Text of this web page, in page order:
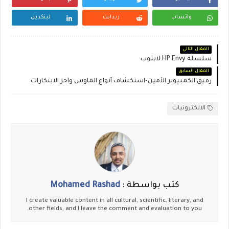
واتساب ريدايت لينكدين
المقال التالي
سلسلة HP Envy لابتوب
المقال السابق
رفيق الكمبيوتر الأمين-استكشاف أنواع الماوس وآخر الابتكارات
الالكترونيات
كتب بواسطة : Mohamed Rashad
I create valuable content in all cultural, scientific, literary, and
other fields, and I leave the comment and evaluation to you.